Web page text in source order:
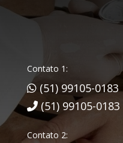
Contato 1:
(51) 99105-0183
(51) 99105-0183
Contato 2: